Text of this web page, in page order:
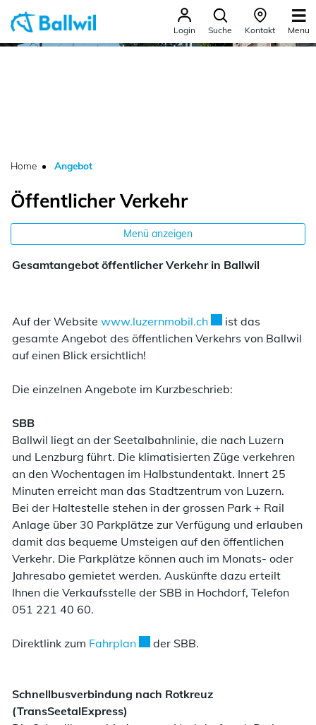
zur Startseite
Direkt zur Hauptnavigation
Direkt zum Inhalt
Direkt zur Suche
Direkt zum Stichwortverzeichnis
Ballwil
Login Suche Kontakt Menu
Home Angebot(ausgewählt)
Öffentlicher Verkehr
Menü anzeigen
Gesamtangebot öffentlicher Verkehr in Ballwil
Auf der Website www.luzernmobil.chExterner Link wird
ist das
gesamte Angebot des öffentlichen Verkehrs von Ballwil
auf einen Blick ersichtlich!
Die einzelnen Angebote im Kurzbeschrieb:
SBB
Ballwil liegt an der Seetalbahnlinie, die nach Luzern
und Lenzburg führt. Die klimatisierten Züge verkehren
an den Wochentagen im Halbstundentakt. Innert 25
Minuten erreicht man das Stadtzentrum von Luzern.
Bei der Haltestelle stehen in der grossen Park + Rail
Anlage über 30 Parkplätze zur Verfügung und erlauben
damit das bequeme Umsteigen auf den öffentlichen
Verkehr. Die Parkplätze können auch im Monats- oder
Jahresabo gemietet werden. Auskünfte dazu erteilt
Ihnen die Verkaufsstelle der SBB in Hochdorf, Telefon
051 221 40 60.
Direktlink zum FahrplanExterner Link wird in einem
der SBB.
Schnellbusverbindung nach Rotkreuz
(TransSeetalExpress)